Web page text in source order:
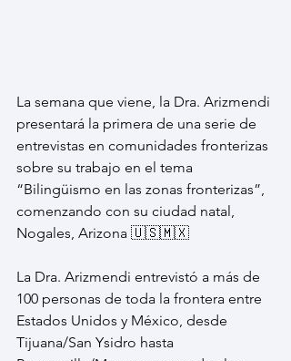
La semana que viene, la Dra. Arizmendi
presentará la primera de una serie de
entrevistas en comunidades fronterizas
sobre su trabajo en el tema
“Bilingüismo en las zonas fronterizas”,
comenzando con su ciudad natal,
Nogales, Arizona 🇺🇸🇲🇽
La Dra. Arizmendi entrevistó a más de
100 personas de toda la frontera entre
Estados Unidos y México, desde
Tijuana/San Ysidro hasta